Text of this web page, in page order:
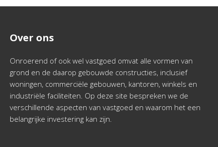
Over ons
Onroerend of ook wel vastgoed omvat alle vormen van
grond en de daarop gebouwde constructies, inclusief
woningen, commerciële gebouwen, kantoren, winkels en
industriële faciliteiten. Op deze site bespreken we de
verschillende aspecten van vastgoed en waarom het een
belangrijke investering kan zijn.